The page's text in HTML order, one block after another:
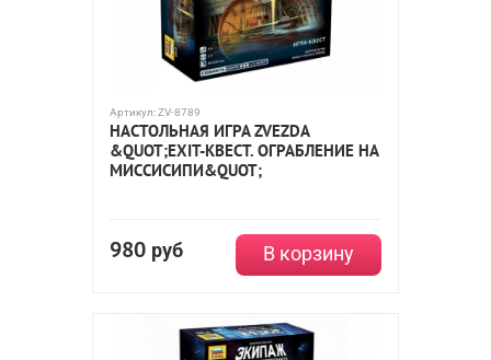
Артикул:ZV-8789
НАСТОЛЬНАЯ ИГРА ZVEZDA
&QUOT;EXIT-КВЕСТ. ОГРАБЛЕНИЕ НА
МИССИСИПИ&QUOT;
980 руб В корзину